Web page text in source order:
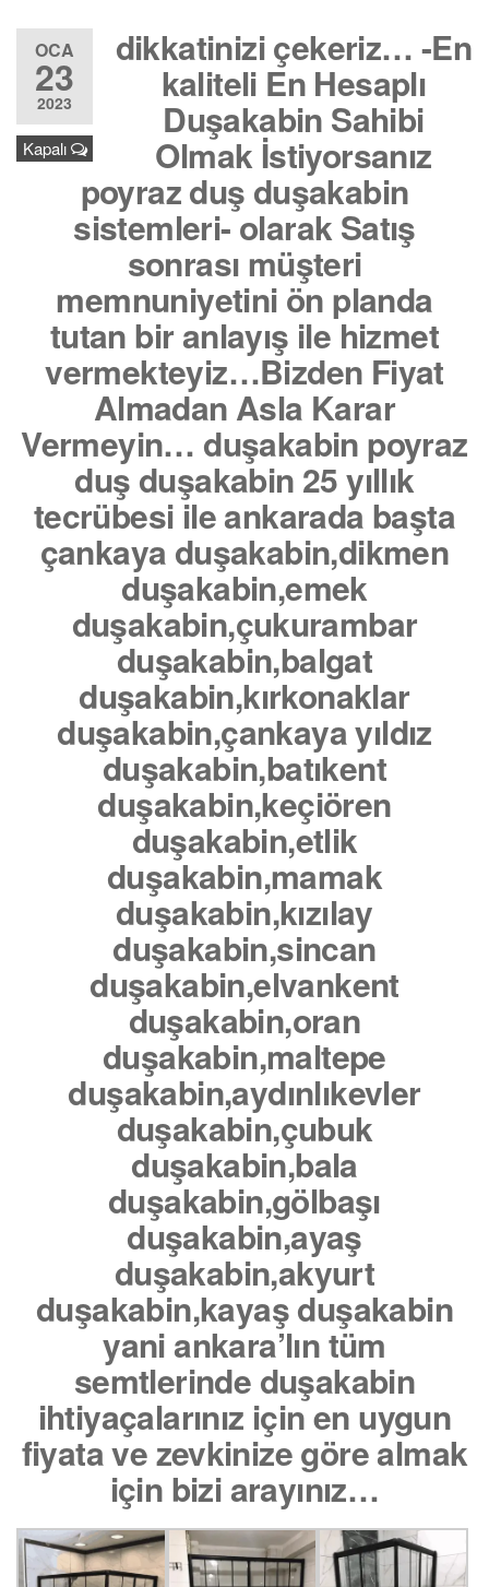
OCA
23
2023
Kapalı
dikkatinizi çekeriz… -En
kaliteli En Hesaplı
Duşakabin Sahibi
Olmak İstiyorsanız
poyraz duş duşakabin
sistemleri- olarak Satış
sonrası müşteri
memnuniyetini ön planda
tutan bir anlayış ile hizmet
vermekteyiz…Bizden Fiyat
Almadan Asla Karar
Vermeyin… duşakabin poyraz
duş duşakabin 25 yıllık
tecrübesi ile ankarada başta
çankaya duşakabin,dikmen
duşakabin,emek
duşakabin,çukurambar
duşakabin,balgat
duşakabin,kırkonaklar
duşakabin,çankaya yıldız
duşakabin,batıkent
duşakabin,keçiören
duşakabin,etlik
duşakabin,mamak
duşakabin,kızılay
duşakabin,sincan
duşakabin,elvankent
duşakabin,oran
duşakabin,maltepe
duşakabin,aydınlıkevler
duşakabin,çubuk
duşakabin,bala
duşakabin,gölbaşı
duşakabin,ayaş
duşakabin,akyurt
duşakabin,kayaş duşakabin
yani ankara’lın tüm
semtlerinde duşakabin
ihtiyaçalarınız için en uygun
fiyata ve zevkinize göre almak
için bizi arayınız…